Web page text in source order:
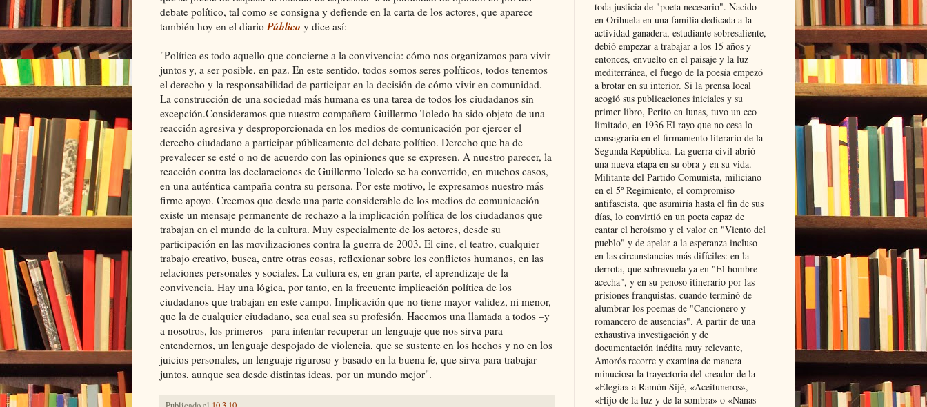
debate político, tal como se consigna y defiende en la carta de los actores, que aparece
también hoy en el diario Público y dice así:
"Política es todo aquello que concierne a la convivencia: cómo nos organizamos para vivir
juntos y, a ser posible, en paz. En este sentido, todos somos seres políticos, todos tenemos
el derecho y la responsabilidad de participar en la decisión de cómo vivir en comunidad.
La construcción de una sociedad más humana es una tarea de todos los ciudadanos sin
excepción.Consideramos que nuestro compañero Guillermo Toledo ha sido objeto de una
reacción agresiva y desproporcionada en los medios de comunicación por ejercer el
derecho ciudadano a participar públicamente del debate político. Derecho que ha de
prevalecer se esté o no de acuerdo con las opiniones que se expresen. A nuestro parecer, la
reacción contra las declaraciones de Guillermo Toledo se ha convertido, en muchos casos,
en una auténtica campaña contra su persona. Por este motivo, le expresamos nuestro más
firme apoyo. Creemos que desde una parte considerable de los medios de comunicación
existe un mensaje permanente de rechazo a la implicación política de los ciudadanos que
trabajan en el mundo de la cultura. Muy especialmente de los actores, desde su
participación en las movilizaciones contra la guerra de 2003. El cine, el teatro, cualquier
trabajo creativo, busca, entre otras cosas, reflexionar sobre los conflictos humanos, en las
relaciones personales y sociales. La cultura es, en gran parte, el aprendizaje de la
convivencia. Hay una lógica, por tanto, en la frecuente implicación política de los
ciudadanos que trabajan en este campo. Implicación que no tiene mayor validez, ni menor,
que la de cualquier ciudadano, sea cual sea su profesión. Hacemos una llamada a todos –y
a nosotros, los primeros– para intentar recuperar un lenguaje que nos sirva para
entendernos, un lenguaje despojado de violencia, que se sustente en los hechos y no en los
juicios personales, un lenguaje riguroso y basado en la buena fe, que sirva para trabajar
juntos, aunque sea desde distintas ideas, por un mundo mejor".
toda justicia de "poeta necesario". Nacido
en Orihuela en una familia dedicada a la
actividad ganadera, estudiante sobresaliente,
debió empezar a trabajar a los 15 años y
entonces, envuelto en el paisaje y la luz
mediterránea, el fuego de la poesía empezó
a brotar en su interior. Si la prensa local
acogió sus publicaciones iniciales y su
primer libro, Perito en lunas, tuvo un eco
limitado, en 1936 El rayo que no cesa lo
consagraría en el firmamento literario de la
Segunda República. La guerra civil abrió
una nueva etapa en su obra y en su vida.
Militante del Partido Comunista, miliciano
en el 5º Regimiento, el compromiso
antifascista, que asumiría hasta el fin de sus
días, lo convirtió en un poeta capaz de
cantar el heroísmo y el valor en "Viento del
pueblo" y de apelar a la esperanza incluso
en las circunstancias más difíciles: en la
derrota, que sobrevuela ya en "El hombre
acecha", y en su penoso itinerario por las
prisiones franquistas, cuando terminó de
alumbrar los poemas de "Cancionero y
romancero de ausencias". A partir de una
exhaustiva investigación y de
documentación inédita muy relevante,
Amorós recorre y examina de manera
minuciosa la trayectoria del creador de la
«Elegía» a Ramón Sijé, «Aceituneros»,
«Hijo de la luz y de la sombra» o «Nanas